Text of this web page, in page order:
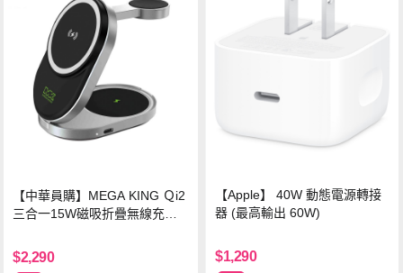
【中華員購】MEGA KING Ｑi2
三合一15W磁吸折疊無線充電
$2,290
【Apple】 40W 動態電源轉接
器 (最高輸出 60W)
$1,290